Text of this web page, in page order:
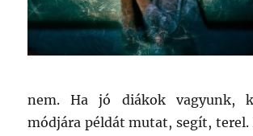
nem. Ha jó diákok vagyunk,
módjára példát mutat, segít, terel.